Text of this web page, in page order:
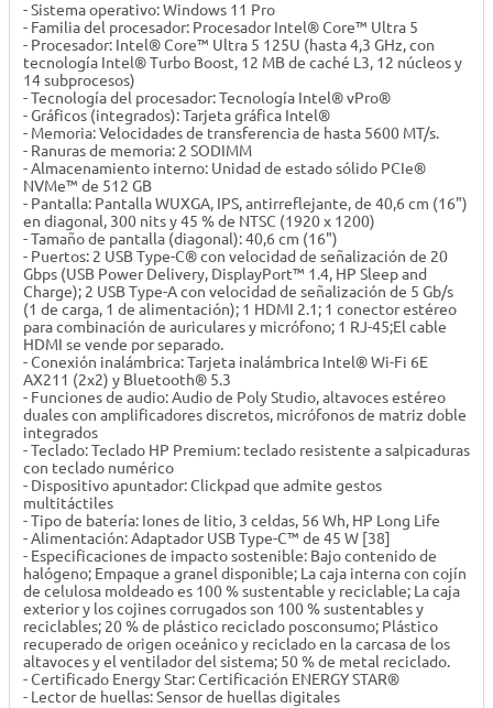
- Sistema operativo: Windows 11 Pro
- Familia del procesador: Procesador Intel® Core™ Ultra 5
- Procesador: Intel® Core™ Ultra 5 125U (hasta 4,3 GHz, con
tecnología Intel® Turbo Boost, 12 MB de caché L3, 12 núcleos y
14 subprocesos)
- Tecnología del procesador: Tecnología Intel® vPro®
- Gráficos (integrados): Tarjeta gráfica Intel®
- Memoria: Velocidades de transferencia de hasta 5600 MT/s.
- Ranuras de memoria: 2 SODIMM
- Almacenamiento interno: Unidad de estado sólido PCIe®
NVMe™ de 512 GB
- Pantalla: Pantalla WUXGA, IPS, antirreflejante, de 40,6 cm (16")
en diagonal, 300 nits y 45 % de NTSC (1920 x 1200)
- Tamaño de pantalla (diagonal): 40,6 cm (16")
- Puertos: 2 USB Type-C® con velocidad de señalización de 20
Gbps (USB Power Delivery, DisplayPort™ 1.4, HP Sleep and
Charge); 2 USB Type-A con velocidad de señalización de 5 Gb/s
(1 de carga, 1 de alimentación); 1 HDMI 2.1; 1 conector estéreo
para combinación de auriculares y micrófono; 1 RJ-45;El cable
HDMI se vende por separado.
- Conexión inalámbrica: Tarjeta inalámbrica Intel® Wi-Fi 6E
AX211 (2x2) y Bluetooth® 5.3
- Funciones de audio: Audio de Poly Studio, altavoces estéreo
duales con amplificadores discretos, micrófonos de matriz doble
integrados
- Teclado: Teclado HP Premium: teclado resistente a salpicaduras
con teclado numérico
- Dispositivo apuntador: Clickpad que admite gestos
multitáctiles
- Tipo de batería: Iones de litio, 3 celdas, 56 Wh, HP Long Life
- Alimentación: Adaptador USB Type-C™ de 45 W [38]
- Especificaciones de impacto sostenible: Bajo contenido de
halógeno; Empaque a granel disponible; La caja interna con cojín
de celulosa moldeado es 100 % sustentable y reciclable; La caja
exterior y los cojines corrugados son 100 % sustentables y
reciclables; 20 % de plástico reciclado posconsumo; Plástico
recuperado de origen oceánico y reciclado en la carcasa de los
altavoces y el ventilador del sistema; 50 % de metal reciclado.
- Certificado Energy Star: Certificación ENERGY STAR®
- Lector de huellas: Sensor de huellas digitales